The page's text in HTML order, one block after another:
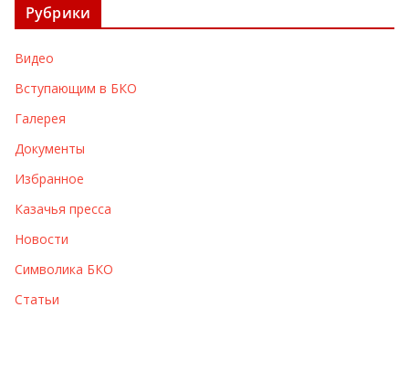
ы
Рубрики
Видео
Вступающим в БКО
Галерея
Документы
Избранное
Казачья пресса
Новости
Символика БКО
Статьи